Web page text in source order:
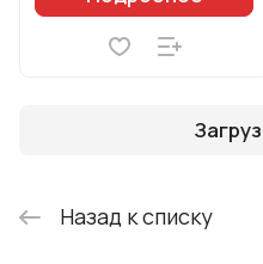
Назад к списку